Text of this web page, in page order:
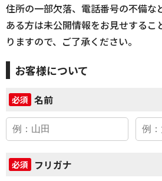
住所の一部欠落、電話番号の不備な
ある方は未公開情報をお見せするこ
りますので、ご了承ください。
お客様について
必須 名前
必須 フリガナ